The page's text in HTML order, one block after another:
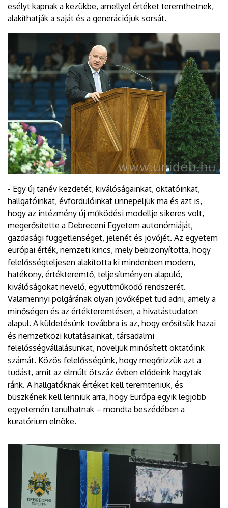
esélyt kapnak a kezükbe, amellyel értéket teremthetnek,
alakíthatják a saját és a generációjuk sorsát.
- Egy új tanév kezdetét, kiválóságainkat, oktatóinkat,
hallgatóinkat, évfordulóinkat ünnepeljük ma és azt is,
hogy az intézmény új működési modellje sikeres volt,
megerősítette a Debreceni Egyetem autonómiáját,
gazdasági függetlenséget, jelenét és jövőjét. Az egyetem
európai érték, nemzeti kincs, mely bebizonyította, hogy
felelősségteljesen alakította ki mindenben modern,
hatékony, értékteremtő, teljesítményen alapuló,
kiválóságokat nevelő, együttműködő rendszerét.
Valamennyi polgárának olyan jövőképet tud adni, amely a
minőségen és az értékteremtésen, a hivatástudaton
alapul. A küldetésünk továbbra is az, hogy erősítsük hazai
és nemzetközi kutatásainkat, társadalmi
felelősségvállalásunkat, növeljük minősített oktatóink
számát. Közös felelősségünk, hogy megőrizzük azt a
tudást, amit az elmúlt ötszáz évben elődeink hagytak
ránk. A hallgatóknak értéket kell teremteniük, és
büszkének kell lenniük arra, hogy Európa egyik legjobb
egyetemén tanulhatnak – mondta beszédében a
kuratórium elnöke.